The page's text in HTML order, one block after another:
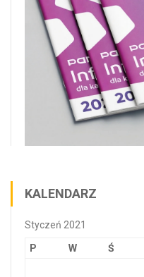
KALENDARZ
Styczeń 2021
P W Ś